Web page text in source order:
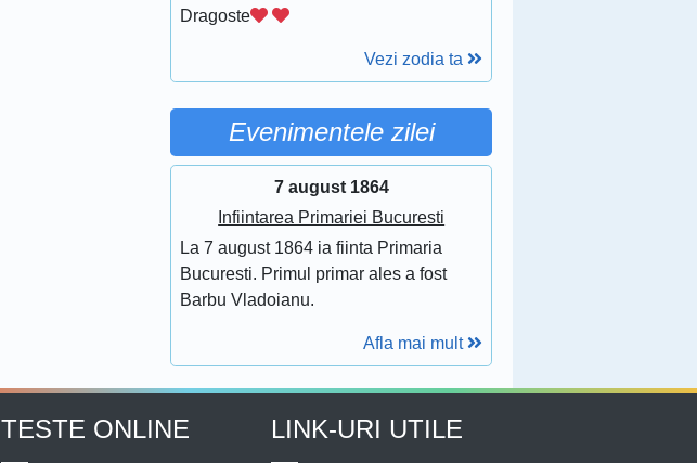
Dragoste
Vezi zodia ta
Evenimentele zilei
7 august 1864
Infiintarea Primariei Bucuresti
La 7 august 1864 ia fiinta Primaria
Bucuresti. Primul primar ales a fost
Barbu Vladoianu.
Afla mai mult
TESTE ONLINE LINK-URI UTILE